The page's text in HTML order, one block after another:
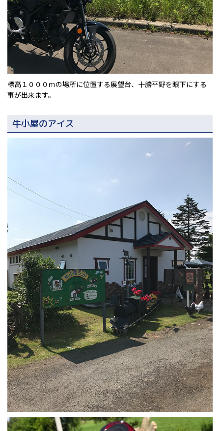
標高１０００ｍの場所に位置する展望台、十勝平野を眼下にする
事が出来ます。
牛小屋のアイス